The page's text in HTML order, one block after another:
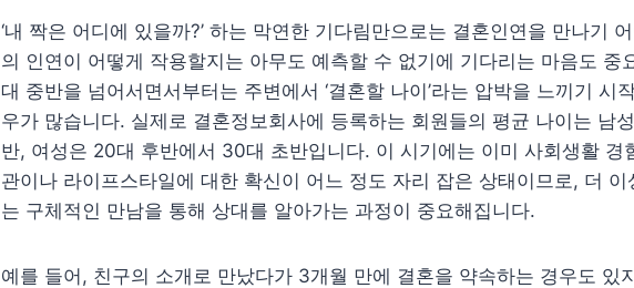
‘내 짝은 어디에 있을까?’ 하는 막연한 기다림만으로는 결혼인연을 만나기
의 인연이 어떻게 작용할지는 아무도 예측할 수 없기에 기다리는 마음도 중
대 중반을 넘어서면서부터는 주변에서 ‘결혼할 나이’라는 압박을 느끼기 시
우가 많습니다. 실제로 결혼정보회사에 등록하는 회원들의 평균 나이는 남
반, 여성은 20대 후반에서 30대 초반입니다. 이 시기에는 이미 사회생활 경
관이나 라이프스타일에 대한 확신이 어느 정도 자리 잡은 상태이므로, 더
는 구체적인 만남을 통해 상대를 알아가는 과정이 중요해집니다.
예를 들어, 친구의 소개로 만났다가 3개월 만에 결혼을 약속하는 경우도 있